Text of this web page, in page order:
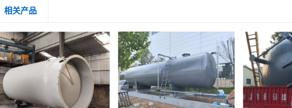
相关产品